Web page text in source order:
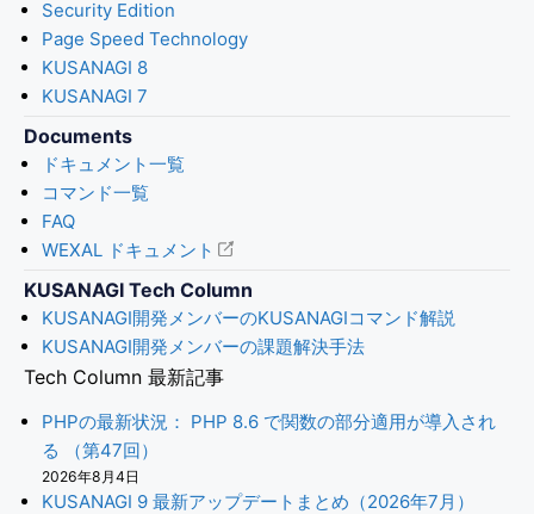
Security Edition
Page Speed Technology
KUSANAGI 8
KUSANAGI 7
Documents
ドキュメント一覧
コマンド一覧
FAQ
WEXAL ドキュメント
KUSANAGI Tech Column
KUSANAGI開発メンバーのKUSANAGIコマンド解説
KUSANAGI開発メンバーの課題解決手法
Tech Column 最新記事
PHPの最新状況： PHP 8.6 で関数の部分適用が導入され
る （第47回）
2026年8月4日
KUSANAGI 9 最新アップデートまとめ（2026年7月）